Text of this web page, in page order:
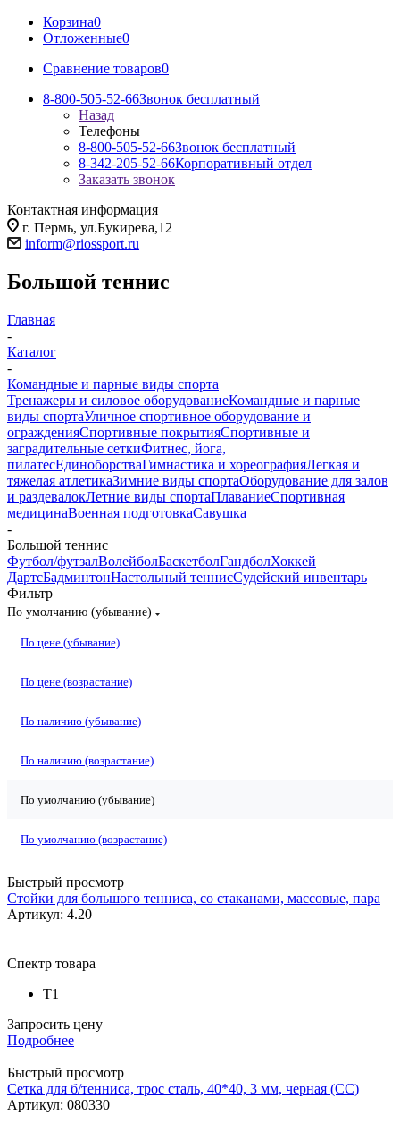
Корзина0
Отложенные0
Сравнение товаров0
8-800-505-52-66Звонок бесплатный
Назад
Телефоны
8-800-505-52-66Звонок бесплатный
8-342-205-52-66Корпоративный отдел
Заказать звонок
Контактная информация
г. Пермь, ул.Букирева,12
inform@riossport.ru
Большой теннис
Главная
-
Каталог
-
Командные и парные виды спорта
Тренажеры и силовое оборудованиеКомандные и парные
виды спортаУличное спортивное оборудование и
огражденияСпортивные покрытияСпортивные и
заградительные сеткиФитнес, йога,
пилатесЕдиноборстваГимнастика и хореографияЛегкая и
тяжелая атлетикаЗимние виды спортаОборудование для залов
и раздевалокЛетние виды спортаПлаваниеСпортивная
медицинаВоенная подготовкаСавушка
-
Большой теннис
Футбол/футзалВолейболБаскетболГандболХоккей
ДартсБадминтонНастольный теннисСудейский инвентарь
Фильтр
По умолчанию (убывание)
По цене (убывание)
По цене (возрастание)
По наличию (убывание)
По наличию (возрастание)
По умолчанию (убывание)
По умолчанию (возрастание)
Быстрый просмотр
Стойки для большого тенниса, со стаканами, массовые, пара
Артикул: 4.20
Спектр товара
Т1
Запросить цену
Подробнее
Быстрый просмотр
Сетка для б/тенниса, трос сталь, 40*40, 3 мм, черная (СС)
Артикул: 080330